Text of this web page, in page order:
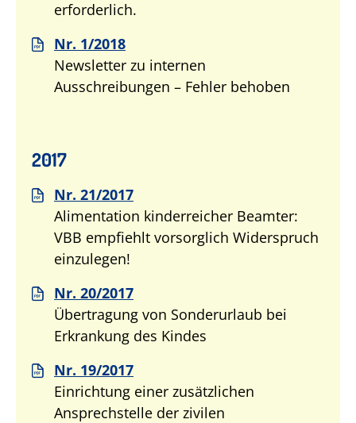
erforderlich.
Nr. 1/2018
Newsletter zu internen
Ausschreibungen – Fehler behoben
2017
Nr. 21/2017
Alimentation kinderreicher Beamter:
VBB empfiehlt vorsorglich Widerspruch
einzulegen!
Nr. 20/2017
Übertragung von Sonderurlaub bei
Erkrankung des Kindes
Nr. 19/2017
Einrichtung einer zusätzlichen
Ansprechstelle der zivilen